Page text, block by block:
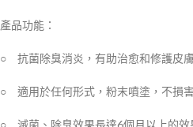
產品功能：
○ 抗菌除臭消炎，有助治愈和修護皮膚
○ 適用於任何形式，粉末噴塗，不損